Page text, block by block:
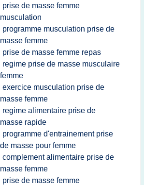
prise de masse femme
musculation
programme musculation prise de
masse femme
prise de masse femme repas
regime prise de masse musculaire
femme
exercice musculation prise de
masse femme
regime alimentaire prise de
masse rapide
programme d'entrainement prise
de masse pour femme
complement alimentaire prise de
masse femme
prise de masse femme